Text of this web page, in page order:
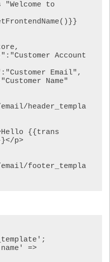
to
Account
Email",
Name"
header_templa
{{trans
p>
footer_templa
=>